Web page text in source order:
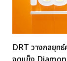
DRT วางกลยุท